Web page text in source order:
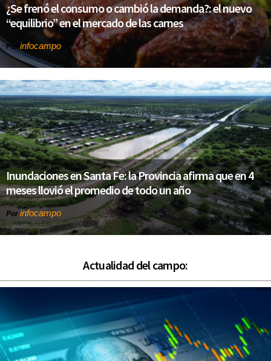
¿Se frenó el consumo o cambió la demanda?: el nuevo
“equilibrio” en el mercado de las carnes
Por infocampo
Inundaciones en Santa Fe: la Provincia afirma que en 4
meses llovió el promedio de todo un año
Por infocampo
Actualidad del campo: